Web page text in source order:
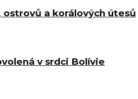
a korálových útesů
v srdci Bolívie